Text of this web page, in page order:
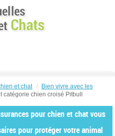
et chat /
Bien vivre avec les
catégorie chien croisé Pitbull
pour chien et chat vous
pour protéger votre animal